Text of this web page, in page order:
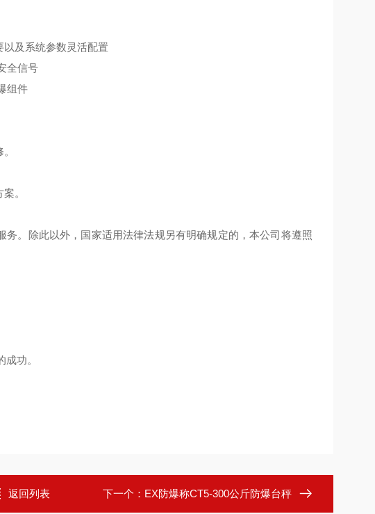
及系统参数灵活配置
全信号
组件
。
。除此以外，国家适用法律法规另有明确规定的，本公司将遵照
功。
返回列表 下一个： EX防爆称CT5-300公斤防爆台秤